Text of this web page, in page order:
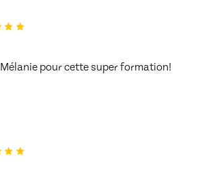
pour cette super formation!